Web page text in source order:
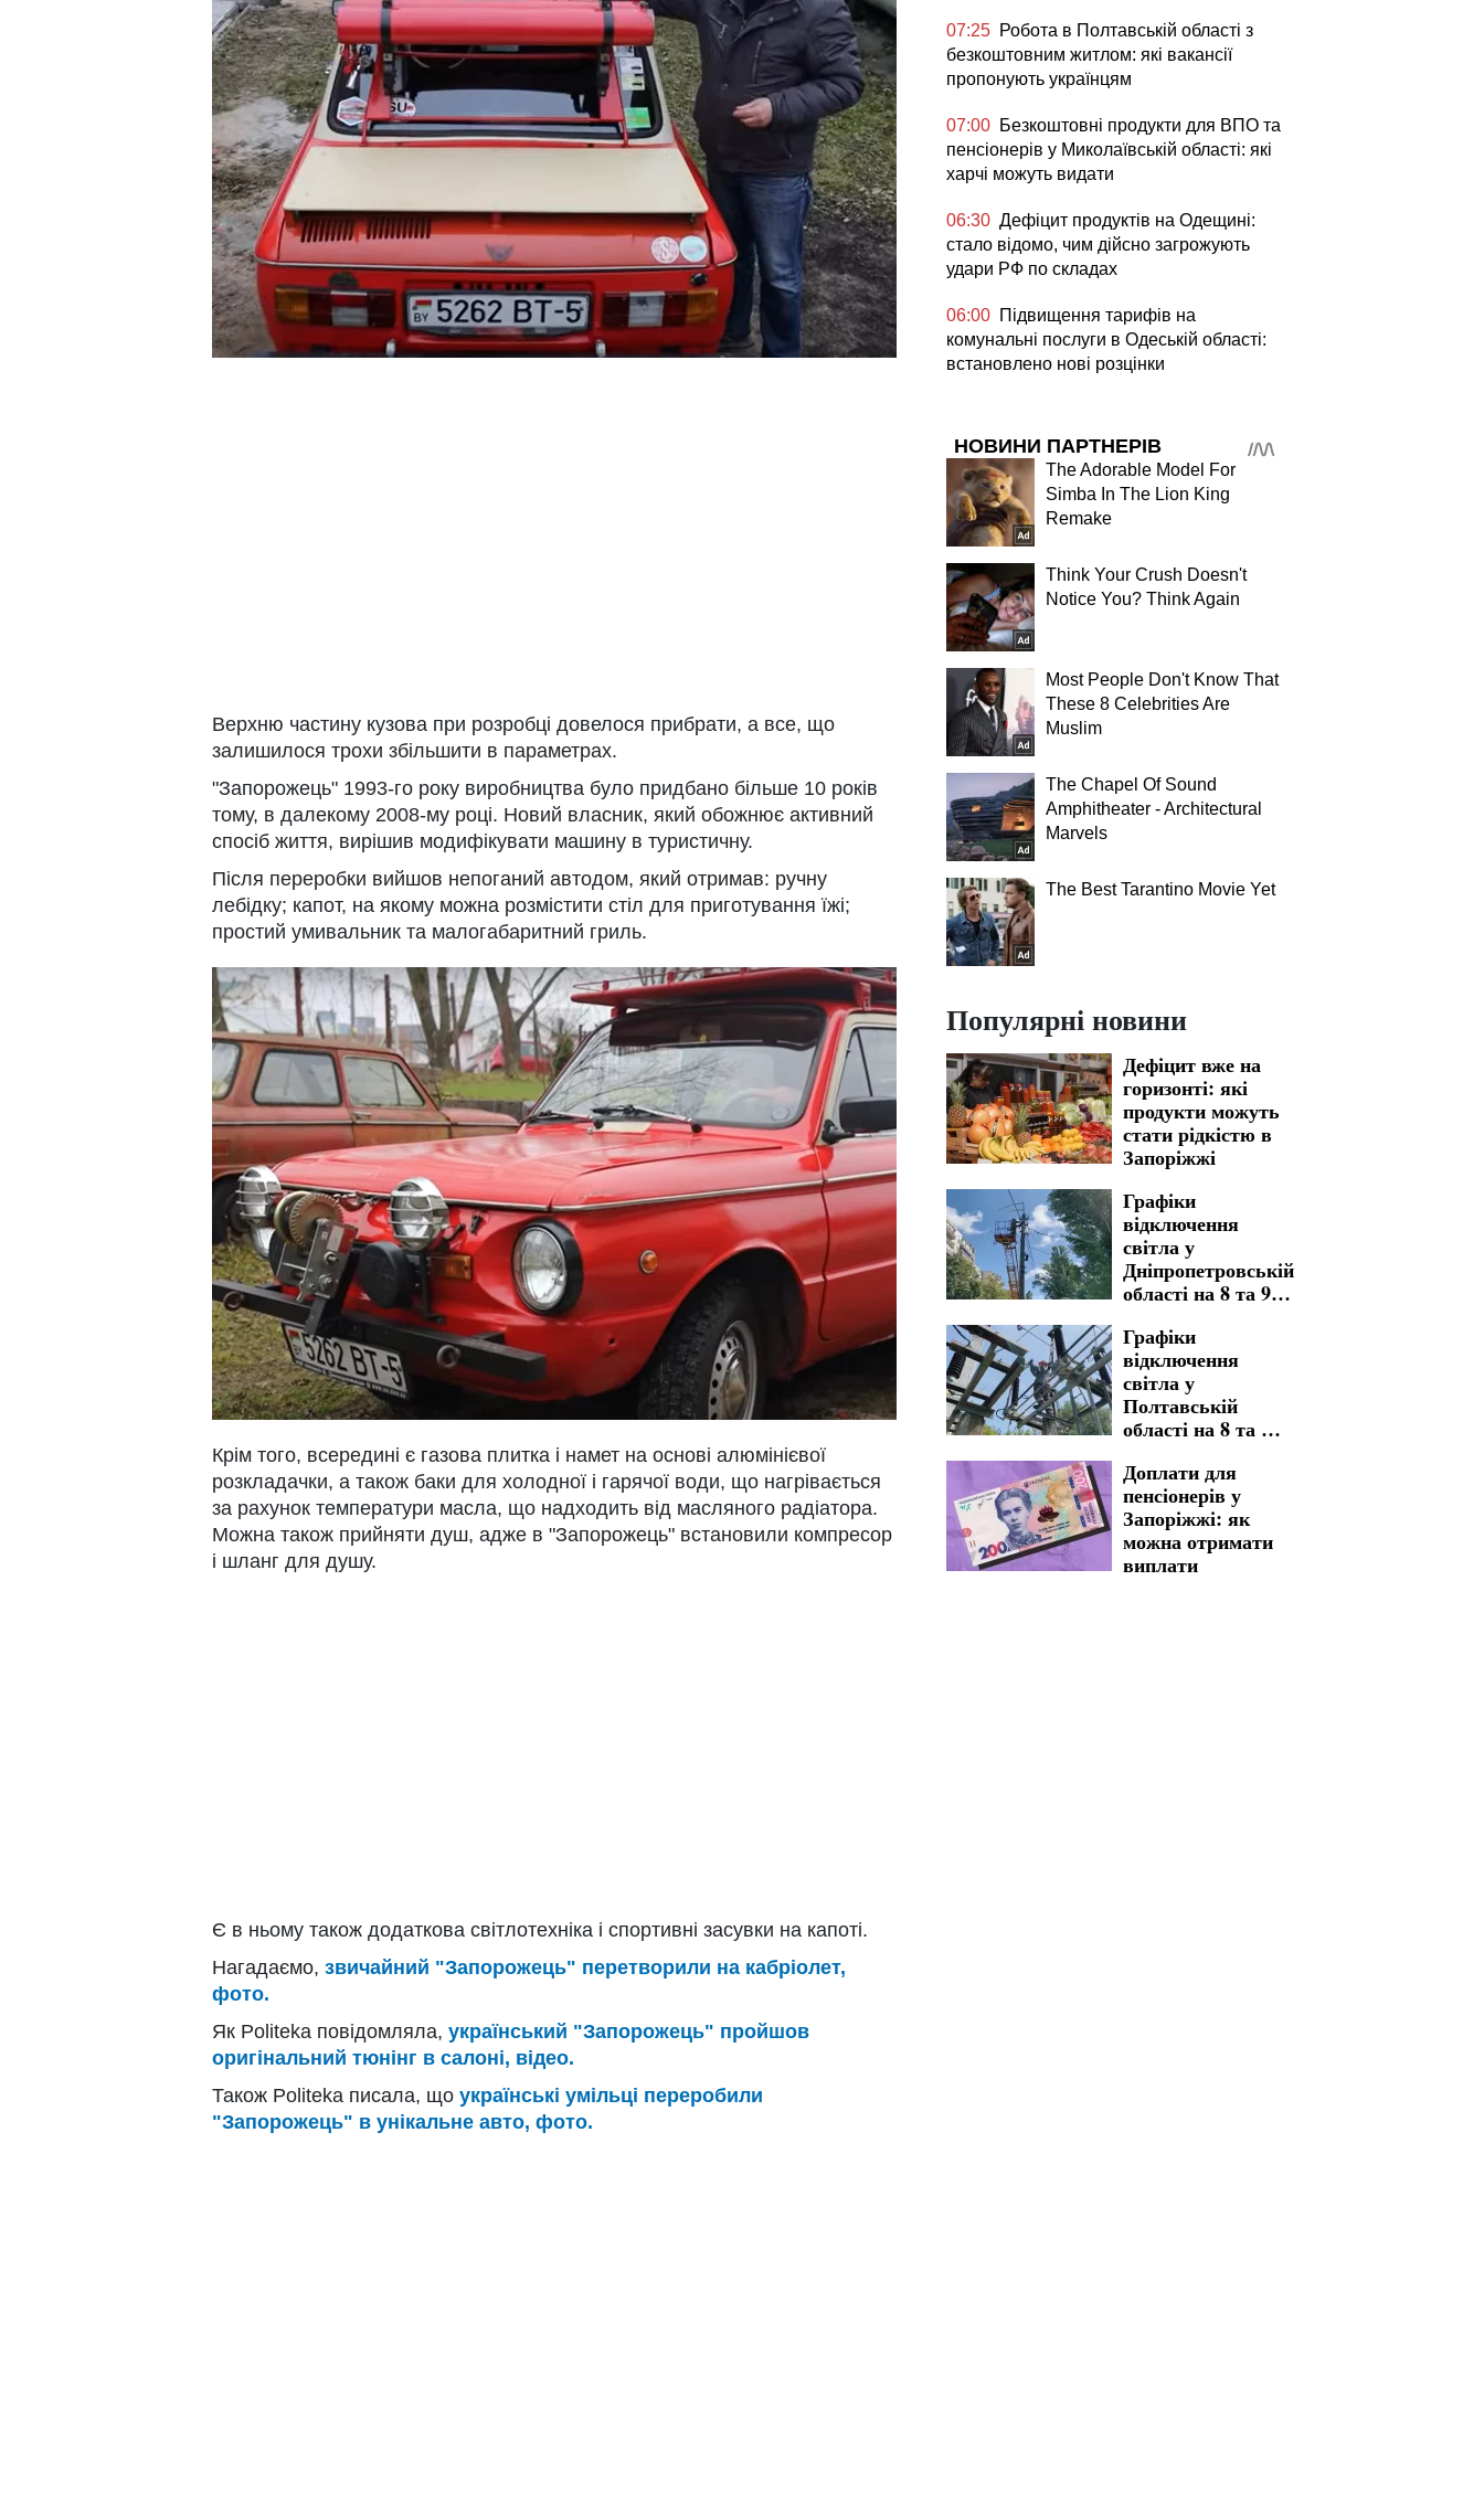
Верхню частину кузова при розробці довелося прибрати, а все, що
залишилося трохи збільшити в параметрах.
"Запорожець" 1993-го року виробництва було придбано більше 10 років
тому, в далекому 2008-му році. Новий власник, який обожнює активний
спосіб життя, вирішив модифікувати машину в туристичну.
Після переробки вийшов непоганий автодом, який отримав: ручну
лебідку; капот, на якому можна розмістити стіл для приготування їжі;
простий умивальник та малогабаритний гриль.
Крім того, всередині є газова плитка і намет на основі алюмінієвої
розкладачки, а також баки для холодної і гарячої води, що нагрівається
за рахунок температури масла, що надходить від масляного радіатора.
Можна також прийняти душ, адже в "Запорожець" встановили компресор
і шланг для душу.
Є в ньому також додаткова світлотехніка і спортивні засувки на капоті.
Нагадаємо, звичайний "Запорожець" перетворили на кабріолет,
фото.
Як Politeka повідомляла, український "Запорожець" пройшов
оригінальний тюнінг в салоні, відео.
Також Politeka писала, що українські умільці переробили
"Запорожець" в унікальне авто, фото.
07:25 Робота в Полтавській області з
безкоштовним житлом: які вакансії
пропонують українцям
07:00 Безкоштовні продукти для ВПО та
пенсіонерів у Миколаївській області: які
харчі можуть видати
06:30 Дефіцит продуктів на Одещині:
стало відомо, чим дійсно загрожують
удари РФ по складах
06:00 Підвищення тарифів на
комунальні послуги в Одеській області:
встановлено нові розцінки
НОВИНИ ПАРТНЕРІВ
The Adorable Model For
Simba In The Lion King
Remake
Think Your Crush Doesn't
Notice You? Think Again
Most People Don't Know That
These 8 Celebrities Are
Muslim
The Chapel Of Sound
Amphitheater - Architectural
Marvels
The Best Tarantino Movie Yet
Популярні новини
Дефіцит вже на
горизонті: які
продукти можуть
стати рідкістю в
Запоріжжі
Графіки
відключення
світла у
Дніпропетровській
області на 8 та 9
доведеться
зустріти вихідні
без електрики
Графіки
відключення
світла у
Полтавській
області на 8 та 9
адреси тривалих
знеструмлень
Доплати для
пенсіонерів у
Запоріжжі: як
можна отримати
виплати